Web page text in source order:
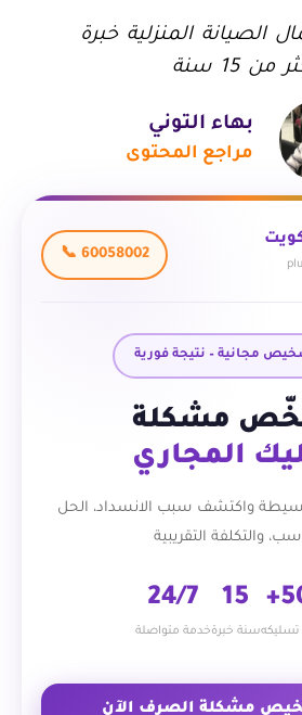
الصيانة المنزلية خبرة
من 15 سنة
بهاء التوني
مراجع المحتوى
📞 60058002
مجانية – نتيجة فورية
مشكلة
المجاري
أسئلة بسيطة واكتشف سبب الانسداد، الحل
والتكلفة التقريبية
15
سنة خبرة
24/7
خدمة متواصلة
مشكلة الصرف الآن